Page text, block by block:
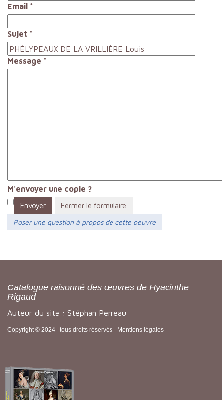
Email *
Sujet *
Message *
M'envoyer une copie ?
Envoyer
Fermer le formulaire
Poser une question à propos de cette oeuvre
Catalogue raisonné des œuvres de Hyacinthe
Rigaud
Auteur du site : Stéphan Perreau
Copyright © 2024 - tous droits réservés - Mentions légales